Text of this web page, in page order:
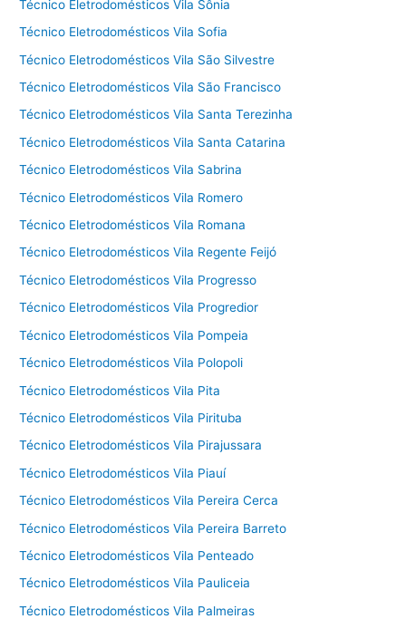
Técnico Eletrodomésticos Vila Sônia
Técnico Eletrodomésticos Vila Sofia
Técnico Eletrodomésticos Vila São Silvestre
Técnico Eletrodomésticos Vila São Francisco
Técnico Eletrodomésticos Vila Santa Terezinha
Técnico Eletrodomésticos Vila Santa Catarina
Técnico Eletrodomésticos Vila Sabrina
Técnico Eletrodomésticos Vila Romero
Técnico Eletrodomésticos Vila Romana
Técnico Eletrodomésticos Vila Regente Feijó
Técnico Eletrodomésticos Vila Progresso
Técnico Eletrodomésticos Vila Progredior
Técnico Eletrodomésticos Vila Pompeia
Técnico Eletrodomésticos Vila Polopoli
Técnico Eletrodomésticos Vila Pita
Técnico Eletrodomésticos Vila Pirituba
Técnico Eletrodomésticos Vila Pirajussara
Técnico Eletrodomésticos Vila Piauí
Técnico Eletrodomésticos Vila Pereira Cerca
Técnico Eletrodomésticos Vila Pereira Barreto
Técnico Eletrodomésticos Vila Penteado
Técnico Eletrodomésticos Vila Pauliceia
Técnico Eletrodomésticos Vila Palmeiras